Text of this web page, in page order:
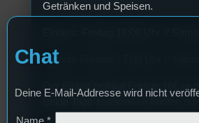
Getränken und Speisen.
Beginn: Freitag: 17:00 Uhr //
Chat
Deine E-Mail-Addresse wird nicht